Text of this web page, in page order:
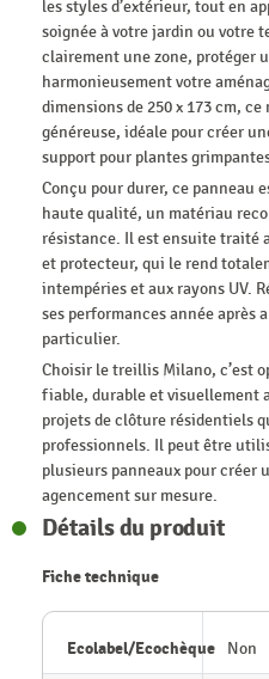
les styles d’extérieur, tout en
soignée à votre jardin ou votre
clairement une zone, protéger
harmonieusement votre
dimensions de 250 x 173 cm,
généreuse, idéale pour créer
support pour plantes
Conçu pour durer, ce panneau
haute qualité, un matériau
résistance. Il est ensuite traité
et protecteur, qui le rend
intempéries et aux rayons UV.
ses performances année après
particulier.
Choisir le treillis Milano, c’est
fiable, durable et visuellement
projets de clôture résidentiels
professionnels. Il peut être
plusieurs panneaux pour créer
agencement sur mesure.
Détails du produit
Fiche technique
Ecolabel/Ecochèque Non